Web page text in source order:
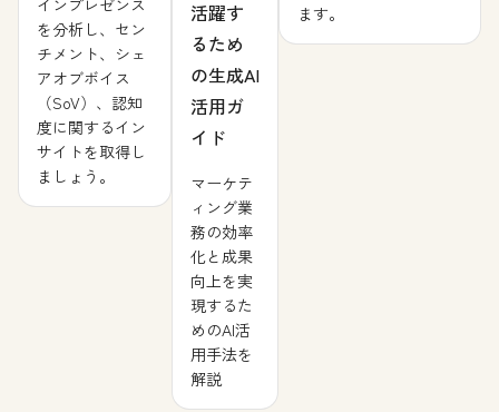
を分析し、セン
チメント、シェ
アオブボイス
（SoV）、認知
度に関するイン
サイトを取得し
ましょう。
活躍す
るため
の生成AI
活用ガ
イド
マーケテ
ィング業
務の効率
化と成果
向上を実
現するた
めのAI活
用手法を
解説
ます。